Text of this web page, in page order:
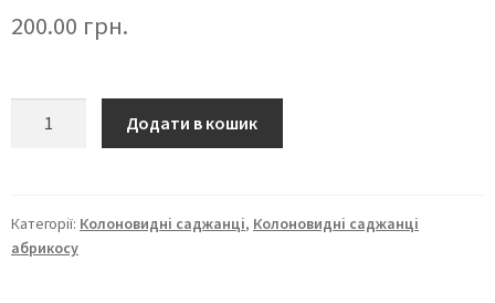
200.00 грн.
Додати в кошик
Категорії: Колоновидні саджанці, Колоновидні саджанці
абрикосу